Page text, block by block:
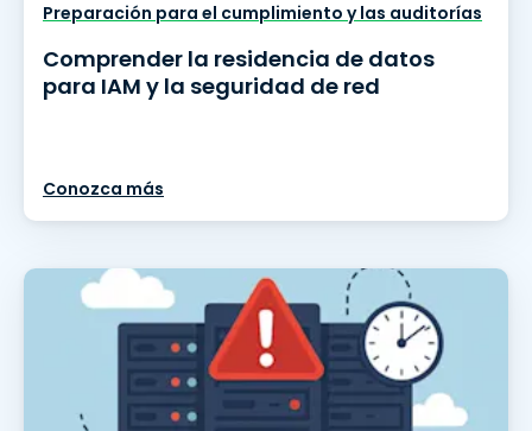
Preparación para el cumplimiento y las auditorías
Comprender la residencia de datos
para IAM y la seguridad de red
Conozca más